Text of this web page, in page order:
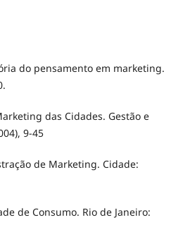
do pensamento em marketing.
das Cidades. Gestão e
9-45
de Marketing. Cidade:
de Consumo. Rio de Janeiro: